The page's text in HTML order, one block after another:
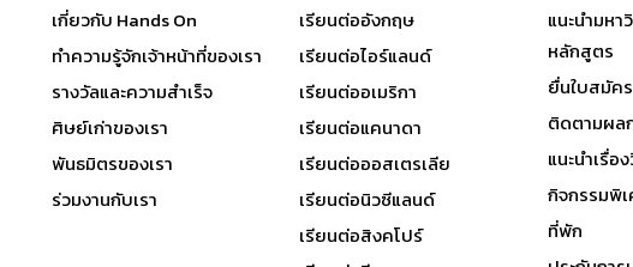
เกี่ยวกับ Hands On
ทำความรู้จักเจ้าหน้าที่ของเรา
รางวัลและความสำเร็จ
ศิษย์เก่าของเรา
พันธมิตรของเรา
ร่วมงานกับเรา
เรียนต่ออังกฤษ
เรียนต่อไอร์แลนด์
เรียนต่ออเมริกา
เรียนต่อแคนาดา
เรียนต่อออสเตรเลีย
เรียนต่อนิวซีแลนด์
เรียนต่อสิงคโปร์
แนะนำมหา
หลักสูตร
ยื่นใบสมัคร
ติดตามผล
แนะนำเรื่อ
กิจกรรมพิ
ที่พัก